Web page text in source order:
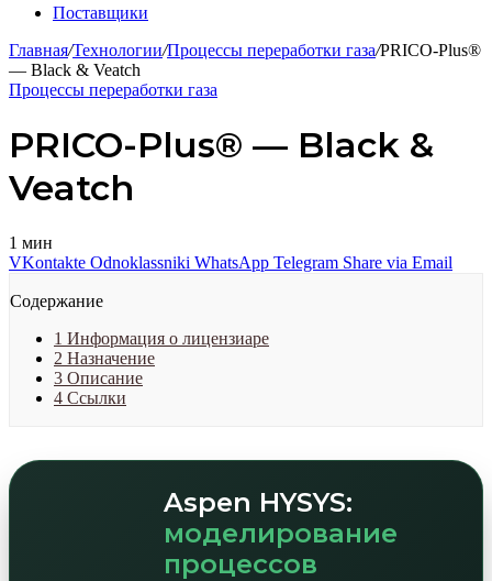
Поставщики
Главная/Технологии/Процессы переработки газа/PRICO-Plus®
— Black & Veatch
Процессы переработки газа
PRICO-Plus® — Black &
Veatch
1 мин
VKontakte Odnoklassniki WhatsApp Telegram Share via Email
Содержание
1 Информация о лицензиаре
2 Назначение
3 Описание
4 Ссылки
Aspen HYSYS:
моделирование
процессов